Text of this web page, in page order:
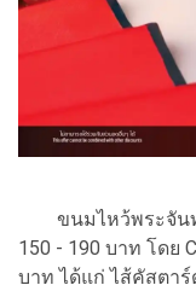
ขนมไหว้พระจันท
150 - 190 บาท โดย
บาท ได้แก่ ไส้คัสตาร์